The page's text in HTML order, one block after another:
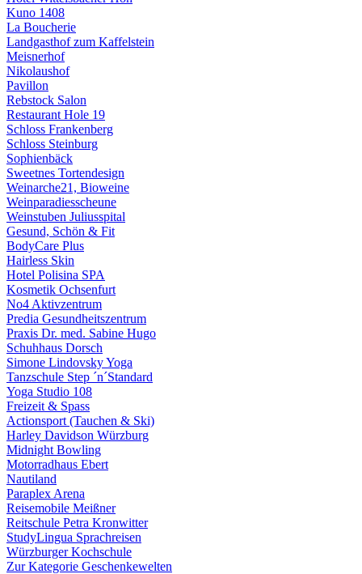
Kuno 1408
La Boucherie
Landgasthof zum Kaffelstein
Meisnerhof
Nikolaushof
Pavillon
Rebstock Salon
Restaurant Hole 19
Schloss Frankenberg
Schloss Steinburg
Sophienbäck
Sweetnes Tortendesign
Weinarche21, Bioweine
Weinparadiesscheune
Weinstuben Juliusspital
Gesund, Schön & Fit
BodyCare Plus
Hairless Skin
Hotel Polisina SPA
Kosmetik Ochsenfurt
No4 Aktivzentrum
Predia Gesundheitszentrum
Praxis Dr. med. Sabine Hugo
Schuhhaus Dorsch
Simone Lindovsky Yoga
Tanzschule Step ´n´Standard
Yoga Studio 108
Freizeit & Spass
Actionsport (Tauchen & Ski)
Harley Davidson Würzburg
Midnight Bowling
Motorradhaus Ebert
Nautiland
Paraplex Arena
Reisemobile Meißner
Reitschule Petra Kronwitter
StudyLingua Sprachreisen
Würzburger Kochschule
Zur Kategorie Geschenkewelten